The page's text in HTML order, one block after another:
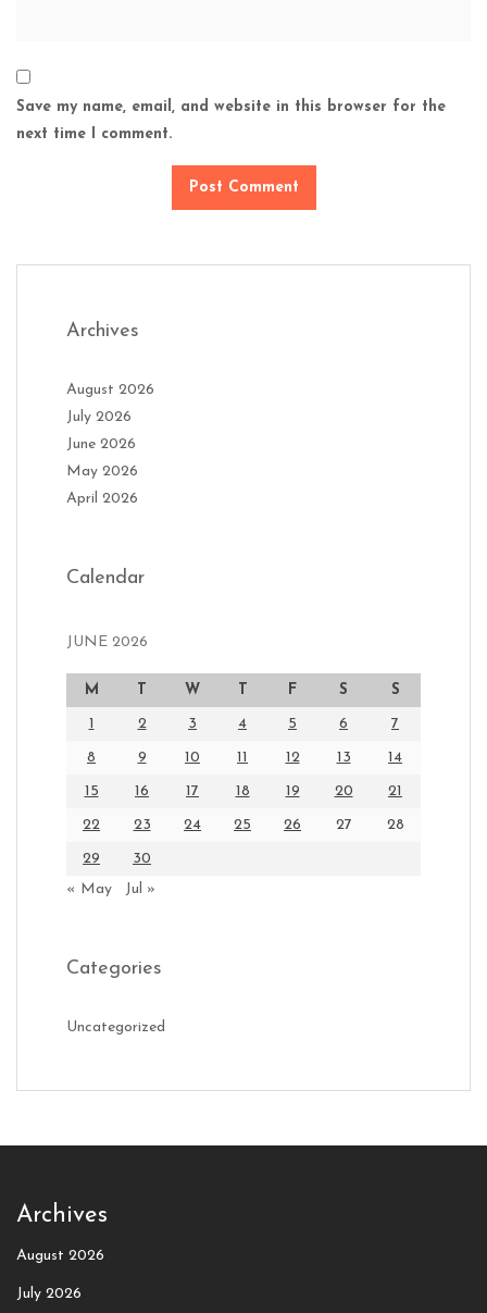
Save my name, email, and website in this browser for the
next time I comment.
Archives
August 2026
July 2026
June 2026
May 2026
April 2026
Calendar
JUNE 2026
M W F S S
1 2 3 4 5 6 7
8 9 10 11 12 13 14
15 16 17 18 19 20 21
22 23 24 25 26 27 28
29
30
« May
Jul »
Categories
Uncategorized
Archives
August 2026
July 2026